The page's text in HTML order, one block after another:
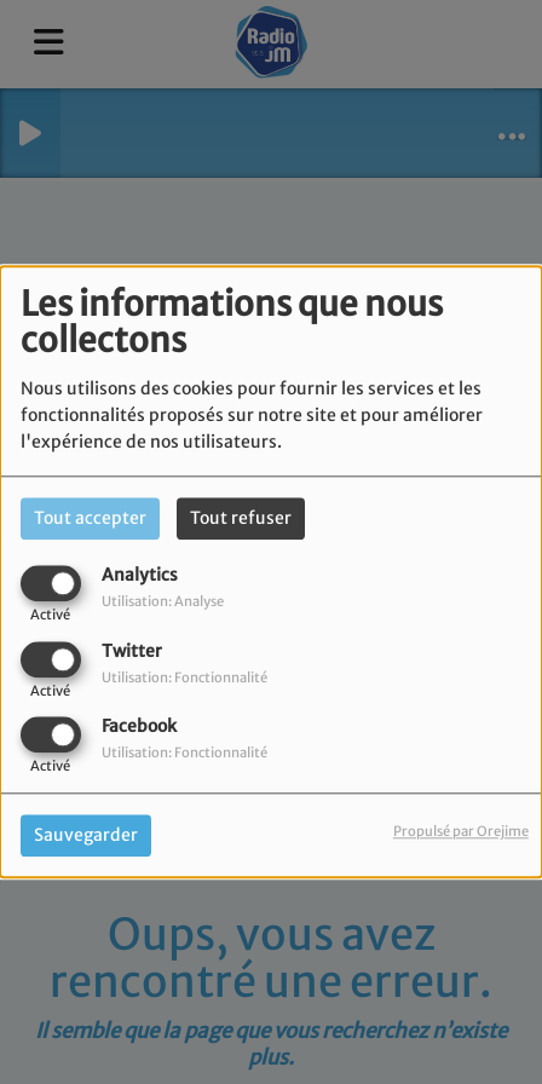
Les informations que nous
collectons
Nous utilisons des cookies pour fournir les services et les
fonctionnalités proposés sur notre site et pour améliorer
l'expérience de nos utilisateurs.
Tout accepter Tout refuser
Analytics
Activé
Utilisation: Analyse
Twitter
Activé
Utilisation: Fonctionnalité
Facebook
Activé
Utilisation: Fonctionnalité
Sauvegarder Propulsé par Orejime
Oups, vous avez
rencontré une erreur.
Il semble que la page que vous recherchez n’existe
plus.